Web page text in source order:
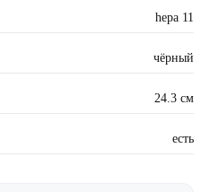
hepa 11
чёрный
24.3 см
есть